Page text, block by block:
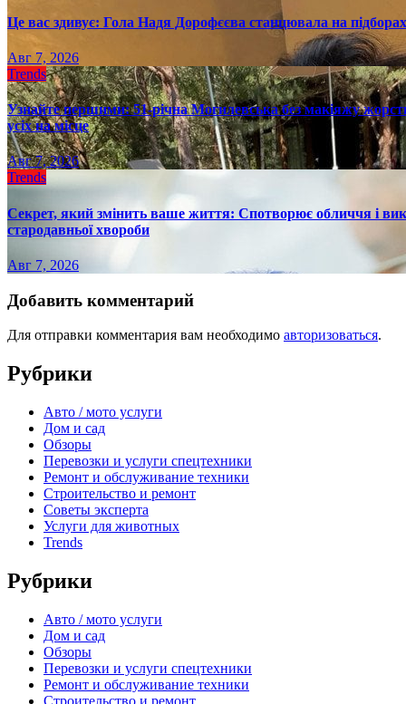
Це вас здивує: Гола Надя Дорофєєва станцювала на
Авг 7, 2026
Trends
Узнайте першими: 51-річна Могилевська без макіяжу
усіх на місце
Авг 7, 2026
Trends
Секрет, який змінить ваше життя: Спотворює обличчя і
стародавньої хвороби
Авг 7, 2026
Добавить комментарий
Для отправки комментария вам необходимо авторизоваться.
Рубрики
Авто / мото услуги
Дом и сад
Обзоры
Перевозки и услуги спецтехники
Ремонт и обслуживание техники
Строительство и ремонт
Советы эксперта
Услуги для животных
Trends
Рубрики
Авто / мото услуги
Дом и сад
Обзоры
Перевозки и услуги спецтехники
Ремонт и обслуживание техники
Строительство и ремонт